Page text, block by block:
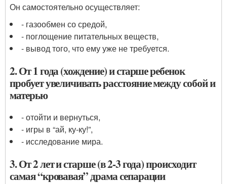
Он самостоятельно осуществляет:
- газообмен со средой,
- поглощение питательных веществ,
- вывод того, что ему уже не требуется.
2. От 1 года (хождение) и старше ребенок
пробует увеличивать расстояние между собой и
матерью
- отойти и вернуться,
- игры в “ай, ку-ку!”,
- исследование мира.
3. От 2 лет и старше (в 2-3 года) происходит
самая “кровавая” драма сепарации